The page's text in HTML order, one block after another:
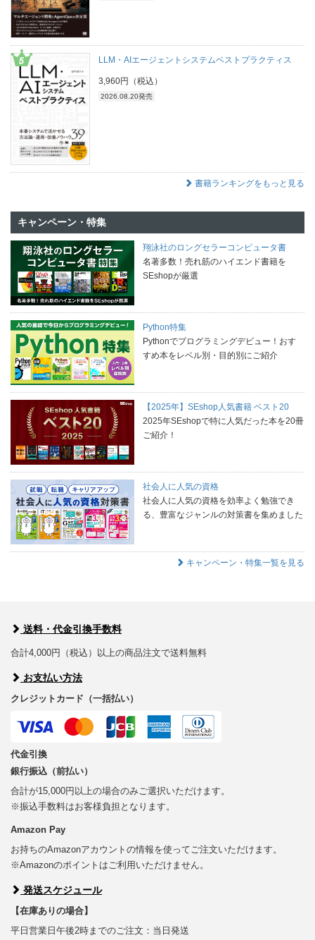
LLM・AIエージェントシステムベストプラクティス
3,960円（税込）
2026.08.20発売
書籍ランキングをもっと見る
キャンペーン・特集
翔泳社のロングセラーコンピュータ書
名著多数！売れ筋のハイエンド書籍を
SEshopが厳選
Python特集
Pythonでプログラミングデビュー！おす
すめ本をレベル別・目的別にご紹介
【2025年】SEshop人気書籍 ベスト20
2025年SEshopで特に人気だった本を20冊
ご紹介！
社会人に人気の資格
社会人に人気の資格を効率よく勉強でき
る、豊富なジャンルの対策書を集めました
キャンペーン・特集一覧を見る
送料・代金引換手数料
合計4,000円（税込）以上の商品注文で送料無料
お支払い方法
クレジットカード（一括払い）
代金引換
銀行振込（前払い）
合計が15,000円以上の場合のみご選択いただけます。
※振込手数料はお客様負担となります。
Amazon Pay
お持ちのAmazonアカウントの情報を使ってご注文いただけます。
※Amazonのポイントはご利用いただけません。
発送スケジュール
【在庫ありの場合】
平日営業日午後2時までのご注文：当日発送